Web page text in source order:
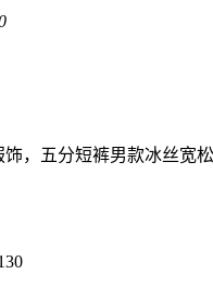
，五分短裤男款冰丝宽